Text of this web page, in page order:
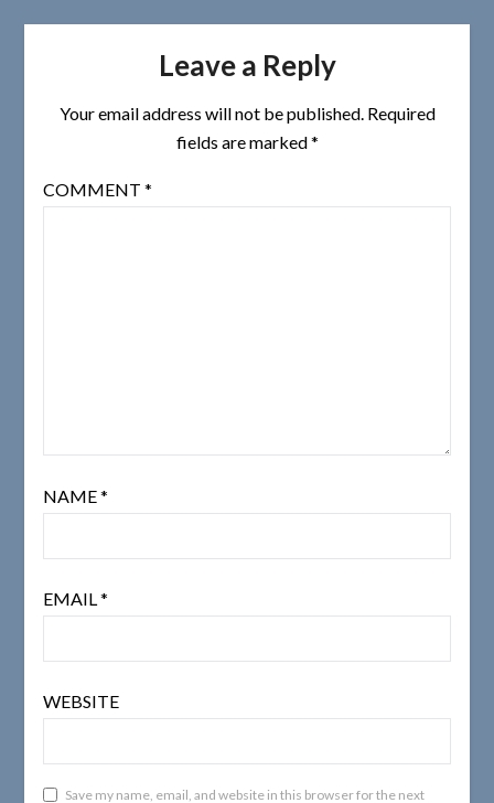
Leave a Reply
Your email address will not be published. Required
fields are marked*
COMMENT *
NAME*
EMAIL*
WEBSITE
Save my name, email, and website in this browser for the next